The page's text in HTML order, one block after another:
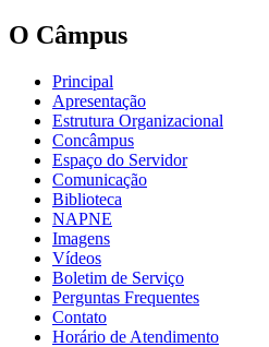
O Câmpus
Principal
Apresentação
Estrutura Organizacional
Concâmpus
Espaço do Servidor
Comunicação
Biblioteca
NAPNE
Imagens
Vídeos
Boletim de Serviço
Perguntas Frequentes
Contato
Horário de Atendimento